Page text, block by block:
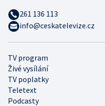
TV program
Živé vysílání
TV poplatky
Teletext
Podcasty
261 136 113
info@ceskatelevize.cz